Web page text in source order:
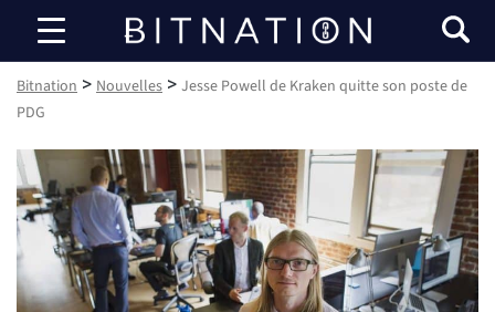
Bitnation
Bitnation > Nouvelles > Jesse Powell de Kraken quitte son poste de
PDG